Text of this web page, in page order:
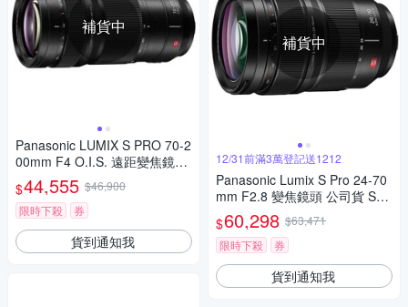
補貨中
Panasonic LUMIX S PRO 70-2
00mm F4 O.I.S. 遠距變焦鏡頭
公司貨 S-R70200
$44,555 $46,900
限時下殺
券
貨到通知我
補貨中
12/31前滿3萬登記送1212
Panasonic Lumix S Pro 24-70
mm F2.8 變焦鏡頭 公司貨 S-E
2470
$60,298 $63,471
限時下殺
券
貨到通知我